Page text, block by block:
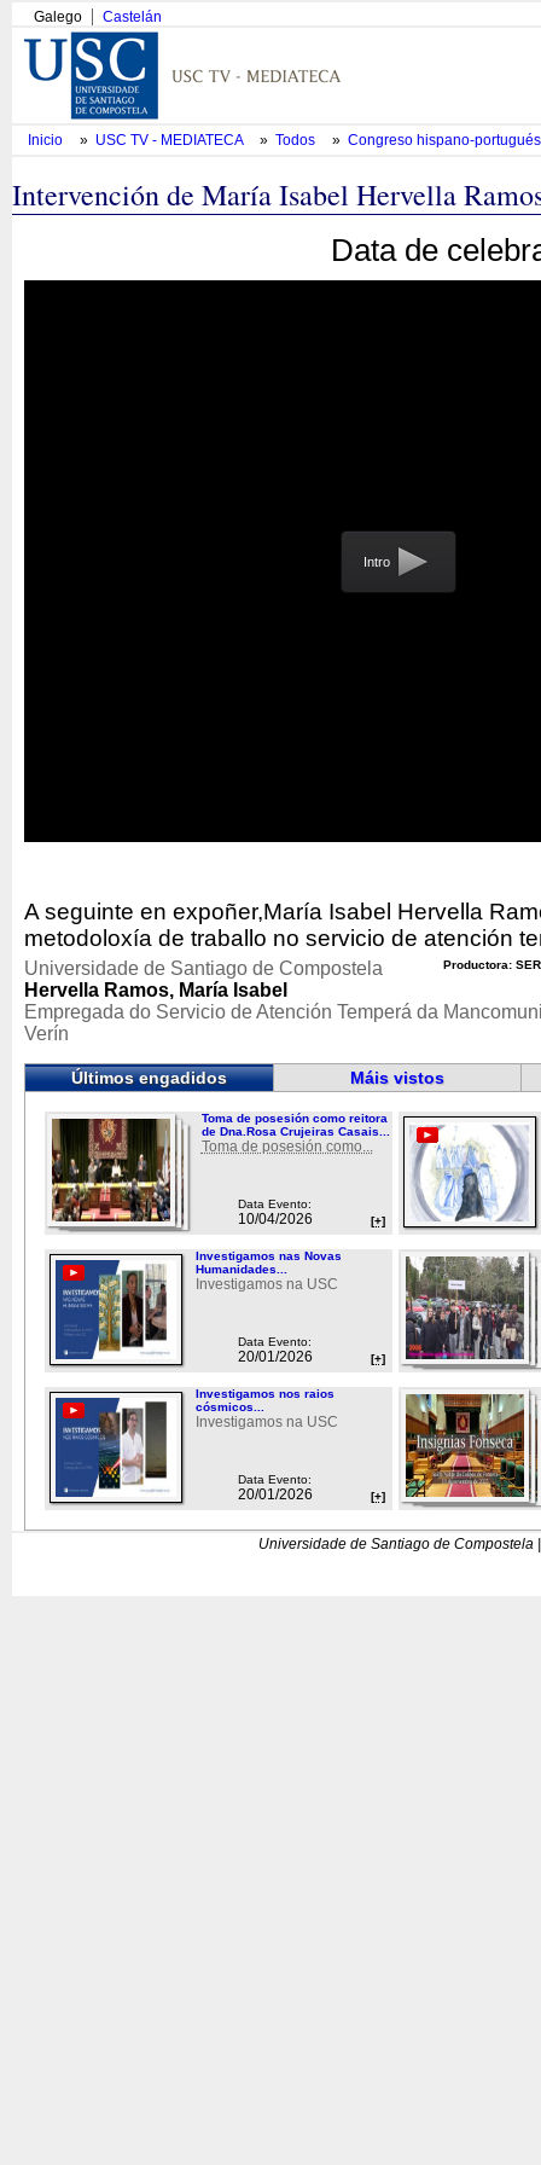
Galego Castelán
Inicio » USC TV - MEDIATECA » Todos » Congreso hispano-
Intervención de María Isabel Hervella
Data de
Intro
A seguinte en expoñer,María Isabel Hervella
metodoloxía de traballo no servicio de atención
Productora:
Universidade de Santiago de Compostela
Hervella Ramos, María Isabel
Empregada do Servicio de Atención Temperá da
Verín
Últimos engadidos Máis vistos
Toma de posesión como reitora
de Dna.Rosa Crujeiras Casais...
Toma de posesión como...
Data Evento:
10/04/2026 [+]
Investigamos nas Novas
Humanidades...
Investigamos na USC
Data Evento:
20/01/2026 [+]
Investigamos nos raios
cósmicos...
Investigamos na USC
Data Evento:
20/01/2026 [+]
Universidade de Santiago de